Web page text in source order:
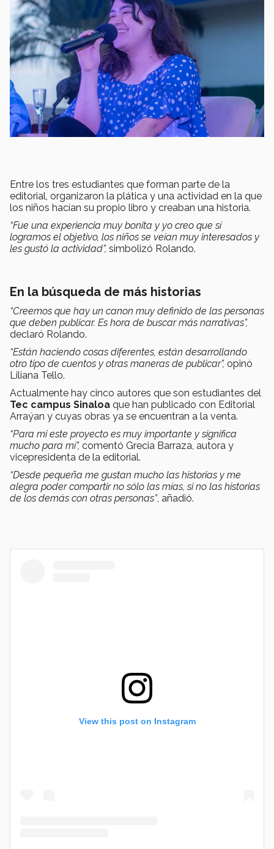
Entre los tres estudiantes que forman parte de la
editorial, organizaron la plática y una actividad en la que
los niños hacían su propio libro y creaban una historia.
“Fue una experiencia muy bonita y yo creo que sí
logramos el objetivo, los niños se veían muy interesados y
les gustó la actividad”, simbolizó Rolando.
En la búsqueda de más historias
“Creemos que hay un canon muy definido de las personas
que deben publicar. Es hora de buscar más narrativas”,
declaró Rolando.
“Están haciendo cosas diferentes, están desarrollando
otro tipo de cuentos y otras maneras de publicar”, opinó
Liliana Tello.
Actualmente hay cinco autores que son estudiantes del
Tec campus Sinaloa que han publicado con Editorial
Arraýan y cuyas obras ya se encuentran a la venta.
“Para mi este proyecto es muy importante y significa
mucho para mí”, comentó Grecia Barraza, autora y
vicepresidenta de la editorial.
“Desde pequeña me gustan mucho las historias y me
alegra poder compartir no sólo las mías, si no las historias
de los demás con otras personas”, añadió.
View this post on Instagram